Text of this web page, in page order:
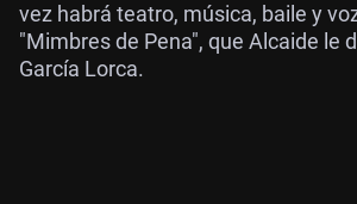
vez habrá teatro, música, baile y
"Mimbres de Pena", que Alcaide le
García Lorca.